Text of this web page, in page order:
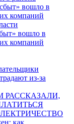
вошло в
компаний
вошло в
компаний
из-за
РАССКАЗАЛИ,